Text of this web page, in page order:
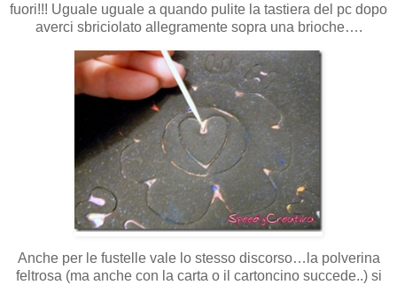
fuori!!! Uguale uguale a quando pulite la tastiera del pc dopo
averci sbriciolato allegramente sopra una brioche….
Anche per le fustelle vale lo stesso discorso…la polverina
feltrosa (ma anche con la carta o il cartoncino succede..) si